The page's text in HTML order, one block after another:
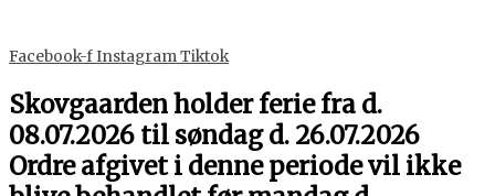
Facebook-fInstagramTiktok
Skovgaarden holder ferie fra d.
08.07.2026 til søndag d. 26.07.2026
Ordre afgivet i denne periode vil ikke